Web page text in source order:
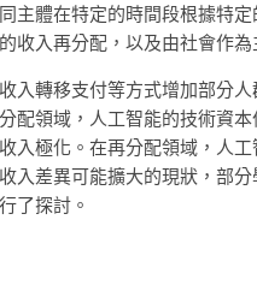
主體在特定的時間段根據特
收入再分配，以及由社會作
入轉移支付等方式增加部分
配領域，人工智能的技術資
入極化。在再分配領域，人
入差異可能擴大的現狀，部
了探討。